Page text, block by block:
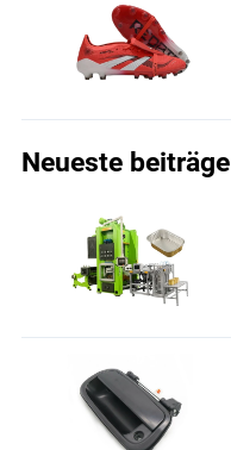
Neueste beiträge